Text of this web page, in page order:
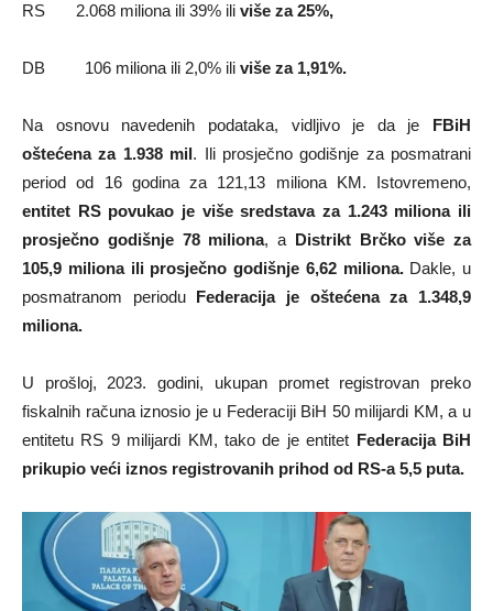
RS 2.068 miliona ili 39% ili više za 25%,
DB 106 miliona ili 2,0% ili više za 1,91%.
Na osnovu navedenih podataka, vidljivo je da je FBiH
oštećena za 1.938 mil. Ili prosječno godišnje za posmatrani
period od 16 godina za 121,13 miliona KM. Istovremeno,
entitet RS povukao je više sredstava za 1.243 miliona ili
prosječno godišnje 78 miliona, a Distrikt Brčko više za
105,9 miliona ili prosječno godišnje 6,62 miliona.Dakle, u
posmatranom periodu Federacija je oštećena za 1.348,9
miliona.
U prošloj, 2023. godini, ukupan promet registrovan preko
fiskalnih računa iznosio je u Federaciji BiH 50 milijardi KM, a u
entitetu RS 9 milijardi KM, tako de je entitet Federacija BiH
prikupio veći iznos registrovanih prihod od RS-a 5,5 puta.